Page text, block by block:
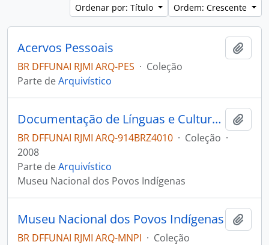
Ordenar por: Título
Ordem: Crescente
Acervos Pessoais
BR DFFUNAI RJMI ARQ-PES · Coleção
Parte deArquivístico
Documentação de Línguas e Culturas Indígenas Brasileiras
BR DFFUNAI RJMI ARQ-914BRZ4010 · Coleção ·
2008
Parte deArquivístico
Museu Nacional dos Povos Indígenas
Museu Nacional dos Povos Indígenas
BR DFFUNAI RJMI ARQ-MNPI · Coleção